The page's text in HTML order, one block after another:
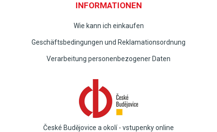
INFORMATIONEN
Wie kann ich einkaufen
Geschäftsbedingungen und Reklamationsordnung
Verarbeitung personenbezogener Daten
České Budějovice a okolí - vstupenky online